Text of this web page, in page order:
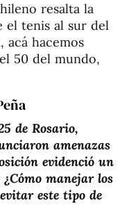
resalta la
el tenis al sur del
acá hacemos
50 del mundo,
de Rosario,
amenazas
evidenció un
manejar los
este tipo de